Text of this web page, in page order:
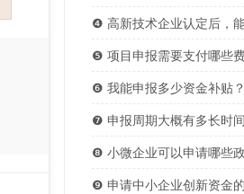
❹ 高新技术企业认定后，
❺ 项目申报需要支付哪些
❻ 我能申报多少资金补贴？
❼ 申报周期大概有多长时
❽ 小微企业可以申请哪些
❾ 申请中小企业创新资金